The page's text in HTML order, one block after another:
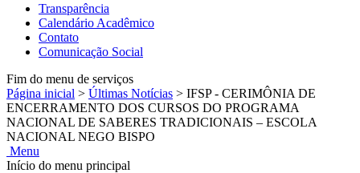
Transparência
Calendário Acadêmico
Contato
Comunicação Social
Fim do menu de serviços
Página inicial > Últimas Notícias > IFSP - CERIMÔNIA DE
ENCERRAMENTO DOS CURSOS DO PROGRAMA
NACIONAL DE SABERES TRADICIONAIS – ESCOLA
NACIONAL NEGO BISPO
Menu
Início do menu principal